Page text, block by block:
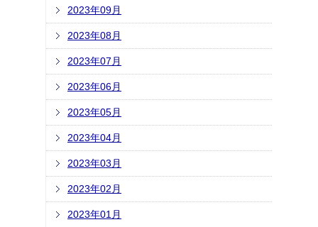
2023年09月
2023年08月
2023年07月
2023年06月
2023年05月
2023年04月
2023年03月
2023年02月
2023年01月